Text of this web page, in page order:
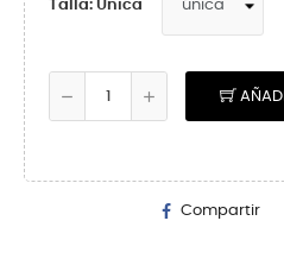
Talla: Única
Compartir